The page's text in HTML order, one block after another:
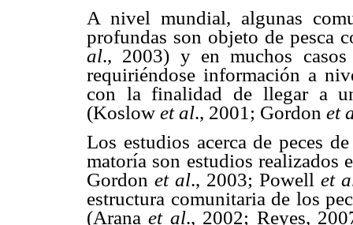
A nivel mundial, algunas
profundas son objeto de pesca
al., 2003) y en muchos
requiriéndose información a
con la finalidad de llegar a
(Koslow et al., 2001; Gordon et
Los estudios acerca de peces
matoría son estudios
Gordon et al., 2003; Powell et
estructura comunitaria de los
(Aranaet al., 2002; Reyes,